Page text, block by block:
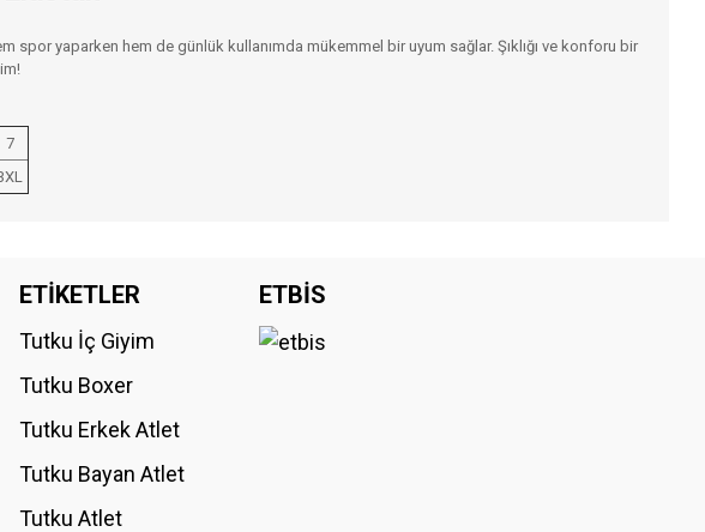
spor yaparken hem de günlük kullanımda mükemmel bir uyum sağlar. Şıklığı ve konforu bir
7
ETİKETLER
Tutku İç Giyim
Tutku Boxer
Tutku Erkek Atlet
Tutku Bayan Atlet
Tutku Atlet
ETBİS